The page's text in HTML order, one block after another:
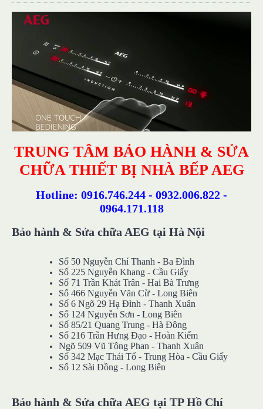
TRUNG TÂM BẢO HÀNH & SỬA
CHỮA THIẾT BỊ NHÀ BẾP AEG
Hotline: 0916.746.244 - 0932.006.822 -
0964.171.118
Bảo hành & Sửa chữa AEG tại Hà Nội
Số 50 Nguyễn Chí Thanh - Ba Đình
Số 225 Nguyễn Khang - Cầu Giấy
Số 71 Trần Khát Trân - Hai Bà Trưng
Số 466 Nguyễn Văn Cừ - Long Biên
Số 6 Ngõ 29 Hạ Đình - Thanh Xuân
Số 124 Nguyễn Sơn - Long Biên
Số 85/21 Quang Trung - Hà Đông
Số 216 Trần Hưng Đạo - Hoàn Kiếm
Ngõ 509 Vũ Tông Phan - Thanh Xuân
Số 342 Mạc Thái Tổ - Trung Hòa - Cầu Giấy
Số 12 Sài Đồng - Long Biên
Bảo hành & Sửa chữa AEG tại TP Hồ Chí